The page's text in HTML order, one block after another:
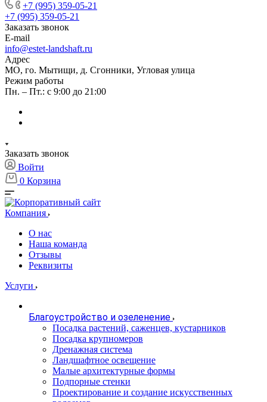
+7 (995) 359-05-21
+7 (995) 359-05-21
Заказать звонок
E-mail
info@estet-landshaft.ru
Адрес
МО, го. Мытищи, д. Сгонники, Угловая улица
Режим работы
Пн. – Пт.: с 9:00 до 21:00
Заказать звонок
Войти
0 Корзина
Компания
О нас
Наша команда
Отзывы
Реквизиты
Услуги
Благоустройство и озеленение
Посадка растений, саженцев, кустарников
Посадка крупномеров
Дренажная система
Ландшафтное освещение
Малые архитектурные формы
Подпорные стенки
Проектирование и создание искусственных